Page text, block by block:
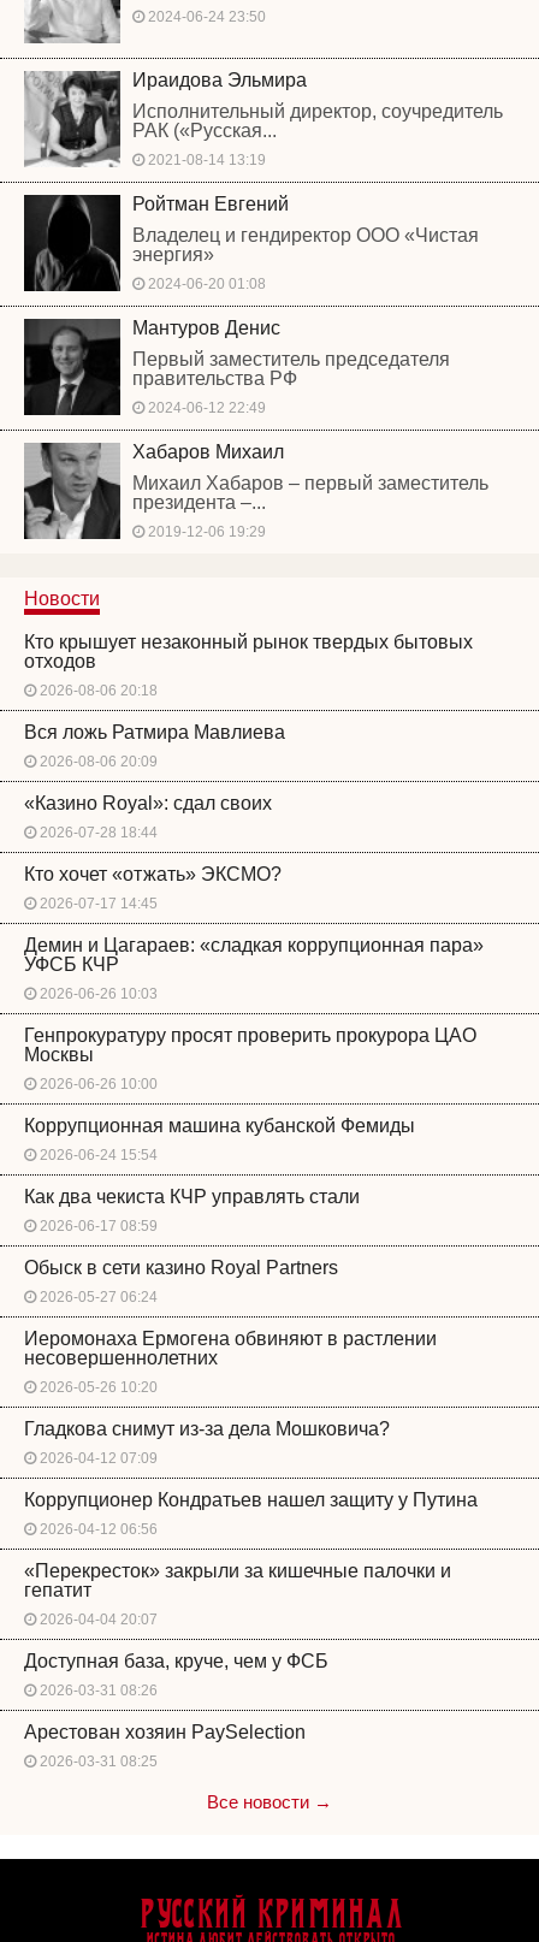
2024-06-24 23:50
Ираидова Эльмира
Исполнительный директор, соучредитель
РАК («Русская...
2021-08-14 13:19
Ройтман Евгений
Владелец и гендиректор ООО «Чистая
энергия»
2024-06-20 01:08
Мантуров Денис
Первый заместитель председателя
правительства РФ
2024-06-12 22:49
Хабаров Михаил
Михаил Хабаров – первый заместитель
президента –...
2019-12-06 19:29
Новости
Кто крышует незаконный рынок твердых бытовых
отходов
2026-08-06 20:18
Вся ложь Ратмира Мавлиева
2026-08-06 20:09
«Казино Royal»: сдал своих
2026-07-28 18:44
Кто хочет «отжать» ЭКСМО?
2026-07-17 14:45
Демин и Цагараев: «сладкая коррупционная пара»
УФСБ КЧР
2026-06-26 10:03
Генпрокуратуру просят проверить прокурора ЦАО
Москвы
2026-06-26 10:00
Коррупционная машина кубанской Фемиды
2026-06-24 15:54
Как два чекиста КЧР управлять стали
2026-06-17 08:59
Обыск в сети казино Royal Partners
2026-05-27 06:24
Иеромонаха Ермогена обвиняют в растлении
несовершеннолетних
2026-05-26 10:20
Гладкова снимут из-за дела Мошковича?
2026-04-12 07:09
Коррупционер Кондратьев нашел защиту у Путина
2026-04-12 06:56
«Перекресток» закрыли за кишечные палочки и
гепатит
2026-04-04 20:07
Доступная база, круче, чем у ФСБ
2026-03-31 08:26
Арестован хозяин PaySelection
2026-03-31 08:25
Все новости →
Русский Криминал